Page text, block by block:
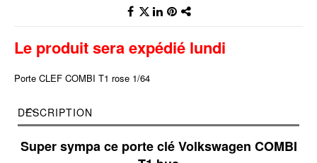
Le produit sera expédié lundi
Porte CLEF COMBI T1 rose 1/64
DESCRIPTION
Super sympa ce porte clé Volkswagen COMBI